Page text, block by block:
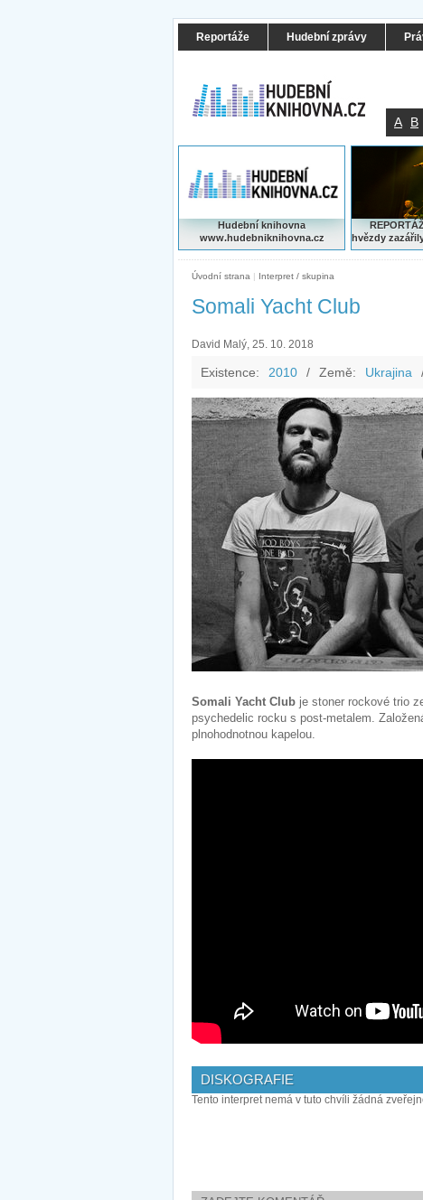
Reportáže Hudební zprávy
A B
Hudební knihovna
www.hudebniknihovna.cz
hvězdy
Úvodní strana | Interpret / skupina
Somali Yacht Club
David Malý, 25. 10. 2018
Existence: 2010 / Země: Ukrajina
Somali Yacht Club je stoner rockové trio
psychedelic rocku s post-metalem.
plnohodnotnou kapelou.
DISKOGRAFIE
Tento interpret nemá v tuto chvíli žádná